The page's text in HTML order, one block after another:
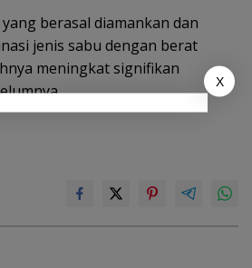
berasal diamankan dan
jenis sabu dengan berat
meningkat signifikan
X